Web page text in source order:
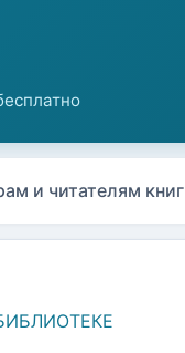
и читателям книг